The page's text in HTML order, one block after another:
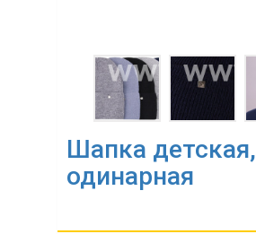
Шапка детская,
одинарная